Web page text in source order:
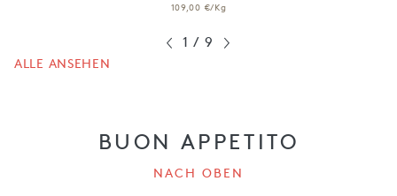
109,00 €/Kg
1 / 9
ALLE ANSEHEN
BUON APPETITO
NACH OBEN